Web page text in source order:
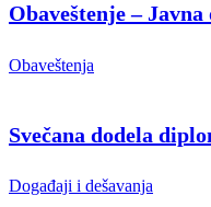
Obaveštenje –
Obaveštenja
Svečana dodela
Događaji i dešavanja